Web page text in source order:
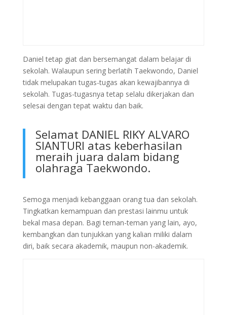
Daniel tetap giat dan bersemangat dalam belajar di
sekolah. Walaupun sering berlatih Taekwondo, Daniel
tidak melupakan tugas-tugas akan kewajibannya di
sekolah. Tugas-tugasnya tetap selalu dikerjakan dan
selesai dengan tepat waktu dan baik.
Selamat DANIEL RIKY ALVARO
SIANTURI atas keberhasilan
meraih juara dalam bidang
olahraga Taekwondo.
Semoga menjadi kebanggaan orang tua dan sekolah.
Tingkatkan kemampuan dan prestasi lainmu untuk
bekal masa depan. Bagi teman-teman yang lain, ayo,
kembangkan dan tunjukkan yang kalian miliki dalam
diri, baik secara akademik, maupun non-akademik.